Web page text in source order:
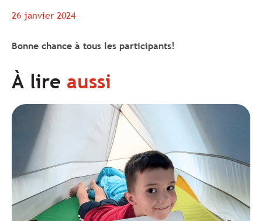
26 janvier 2024
Bonne chance à tous les participants!
À lire aussi